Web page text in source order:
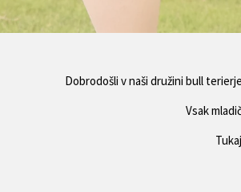
Dobrodošli v naši družini bull
Vsak